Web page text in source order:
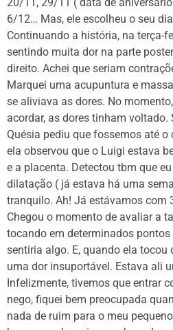
6/12… Mas, ele escolheu o seu
Continuando a história, na terça-
sentindo muita dor na parte
direito. Achei que seriam
Marquei uma acupuntura e
se aliviava as dores. No
acordar, as dores tinham voltado.
Quésia pediu que fossemos até
ela observou que o Luigi estava
e a placenta. Detectou tbm que
dilatação ( já estava há uma
tranquilo. Ah! Já estávamos com
Chegou o momento de avaliar a
tocando em determinados
sentiria algo. E, quando ela tocou
uma dor insuportável. Estava ali
Infelizmente, tivemos que entrar
nego, fiquei bem preocupada
nada de ruim para o meu